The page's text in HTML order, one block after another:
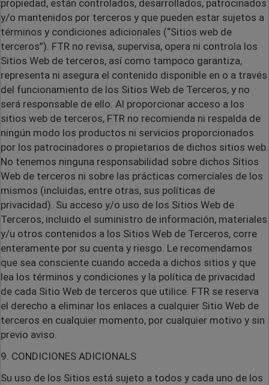
propiedad, están controlados, desarrollados, patrocinados
y/o mantenidos por terceros y que pueden estar sujetos a
términos y condiciones adicionales (“Sitios web de
terceros”). FTR no revisa, supervisa, opera ni controla los
Sitios Web de terceros, así como tampoco garantiza,
representa ni asegura el contenido disponible en o a través
del funcionamiento de los Sitios Web de Terceros, y no
será responsable de ello. Al proporcionar acceso a los
sitios web de terceros, FTR no recomienda ni respalda de
ningún modo los productos ni servicios proporcionados
por los patrocinadores o propietarios de dichos sitios web.
No tenemos ninguna responsabilidad sobre dichos Sitios
Web de terceros ni sobre las prácticas comerciales de los
mismos (incluidas, entre otras, sus políticas de
privacidad). Su acceso y/o uso de los Sitios Web de
Terceros, incluido el suministro de información, materiales
y/u otros contenidos a los Sitios Web de Terceros, corre
enteramente por su cuenta y riesgo. Le recomendamos
que sea consciente cuando acceda a dichos sitios y que
lea los términos y condiciones y la política de privacidad
de cada Sitio Web de terceros que utilice. FTR se reserva
el derecho a eliminar los enlaces a cualquier Sitio Web de
terceros en cualquier momento, por cualquier motivo y sin
previo aviso.
9. CONDICIONES ADICIONALS
Su uso de los Sitios está sujeto a todos y cada uno de los